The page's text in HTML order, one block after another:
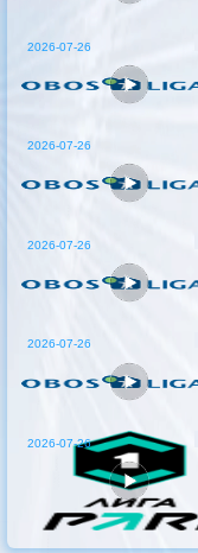
2026-07-26
2026-07-26
2026-07-26
2026-07-26
2026-07-26